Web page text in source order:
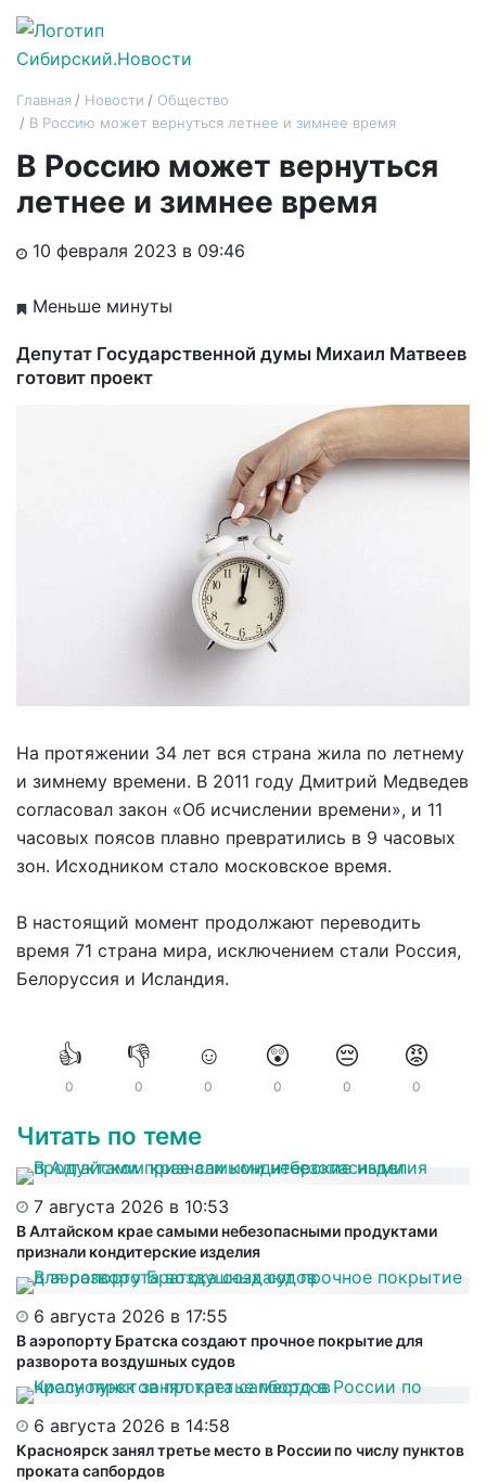
Главная Новости
Общество
В Россию может вернуться летнее и зимнее время
В Россию может вернуться
летнее и зимнее время
10 февраля 2023 в 09:46
Меньше минуты
Депутат Государственной думы Михаил Матвеев
готовит проект
На протяжении 34 лет вся страна жила по летнему
и зимнему времени. В 2011 году Дмитрий Медведев
согласовал закон «Об исчислении времени», и 11
часовых поясов плавно превратились в 9 часовых
зон. Исходником стало московское время.
В настоящий момент продолжают переводить
время 71 страна мира, исключением стали Россия,
Белоруссия и Исландия.
👍
0
👎
0
☺️
0
😲
0
😔
0
😡
0
Читать по теме
7 августа 2026 в 10:53
В Алтайском крае самыми небезопасными продуктами
признали кондитерские изделия
6 августа 2026 в 17:55
В аэропорту Братска создают прочное покрытие для
разворота воздушных судов
6 августа 2026 в 14:58
Красноярск занял третье место в России по числу пунктов
проката сапбордов